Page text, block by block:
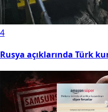
4
Rusya açıklarında Türk